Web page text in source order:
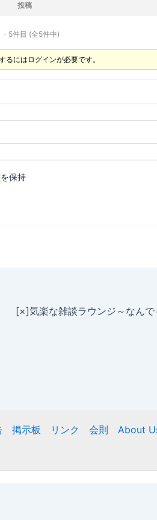
投稿
- 5件目 (全5件中)
るにはログインが必要です。
保持
[×]気楽な雑談ラウンジ～なん
掲示板 リンク 会則 About